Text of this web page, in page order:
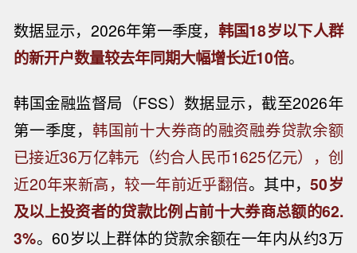
数据显示，2026年第一季度， 韩国18岁以下人群
的新开户数量较去年同期大幅增长近10倍。
韩国金融监督局（FSS）数据显示，截至2026年
第一季度， 韩国前十大券商的融资融券贷款余额
已接近36万亿韩元（约合人民币1625亿元），创
近20年来新高，较一年前近乎翻倍。其中，50岁
及以上投资者的贷款比例占前十大券商总额的62.
3%。60岁以上群体的贷款余额在一年内从约3万